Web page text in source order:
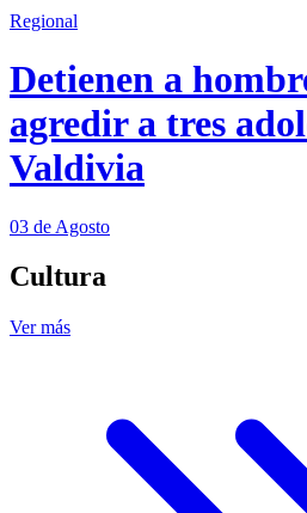
Regional
Detienen a
agredir a tres
Valdivia
03 de Agosto
Cultura
Ver más